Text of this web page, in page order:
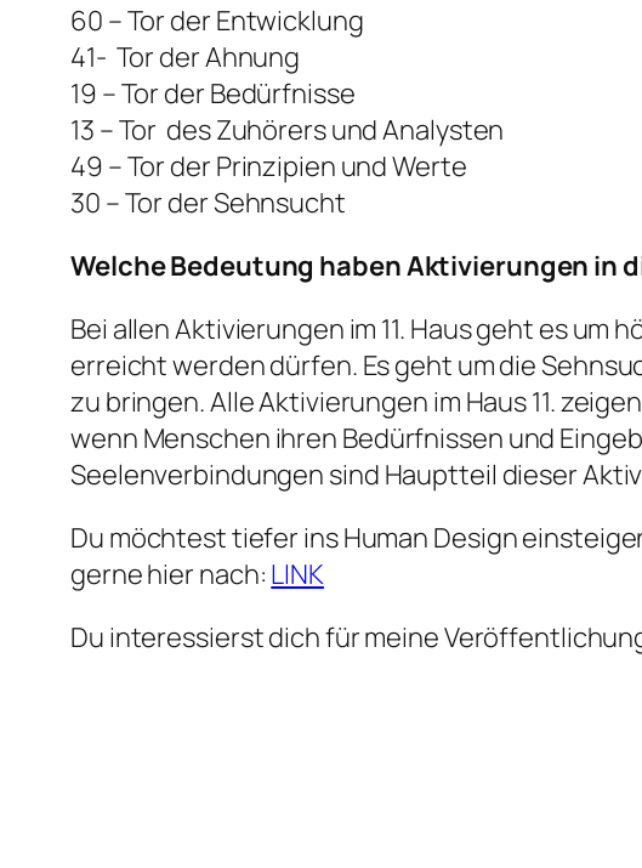
60 – Tor der Entwicklung
41- Tor der Ahnung
19 – Tor der Bedürfnisse
13 – Tor des Zuhörers und Analysten
49 – Tor der Prinzipien und Werte
30 – Tor der Sehnsucht
Welche Bedeutung haben Aktivierungen in
Bei allen Aktivierungen im 11. Haus geht es
erreicht werden dürfen. Es geht um die
zu bringen. Alle Aktivierungen im Haus 11.
wenn Menschen ihren Bedürfnissen und
Seelenverbindungen sind Hauptteil dieser
Du möchtest tiefer ins Human Design
gerne hier nach: LINK
Du interessierst dich für meine